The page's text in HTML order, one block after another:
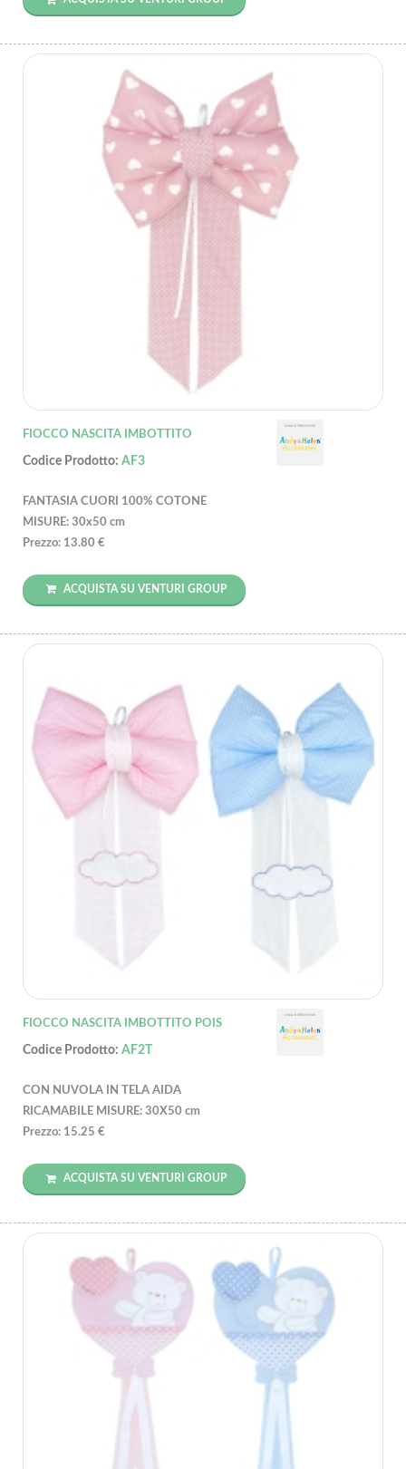
FIOCCO NASCITA IMBOTTITO
Codice Prodotto: AF3
FANTASIA CUORI 100% COTONE
MISURE: 30x50 cm
Prezzo: 13.80 €
ACQUISTA SU VENTURI GROUP
FIOCCO NASCITA IMBOTTITO POIS
Codice Prodotto: AF2T
CON NUVOLA IN TELA AIDA
RICAMABILE MISURE: 30X50 cm
Prezzo: 15.25 €
ACQUISTA SU VENTURI GROUP